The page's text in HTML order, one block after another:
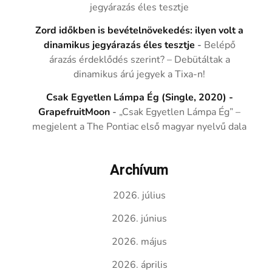
jegyárazás éles tesztje
Zord időkben is bevételnövekedés: ilyen volt a
dinamikus jegyárazás éles tesztje - Belépő
árazás érdeklődés szerint? – Debütáltak a
dinamikus árú jegyek a Tixa-n!
Csak Egyetlen Lámpa Ég (Single, 2020) -
GrapefruitMoon - „Csak Egyetlen Lámpa Ég” –
megjelent a The Pontiac első magyar nyelvű dala
Archívum
2026. július
2026. június
2026. május
2026. április